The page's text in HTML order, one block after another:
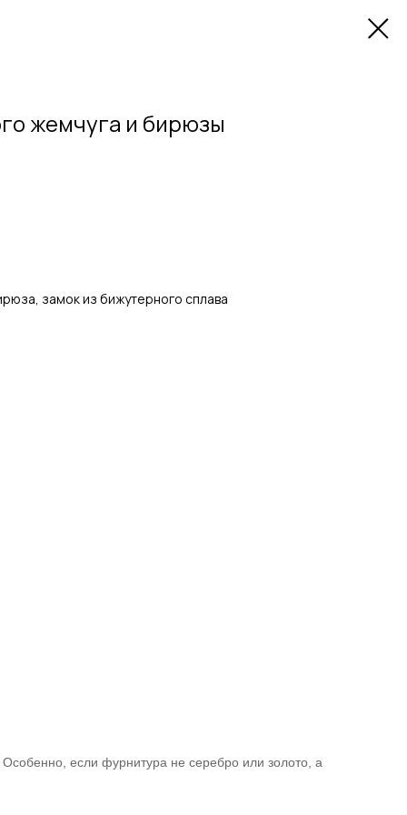
жемчуга и бирюзы
замок из бижутерного сплава
если фурнитура не серебро или золото, а